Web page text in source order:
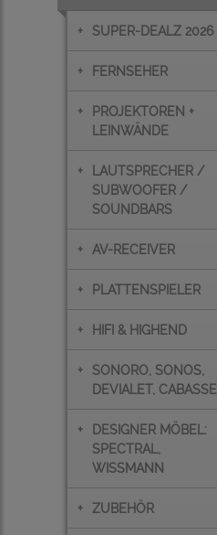
+ SUPER-DEALZ 2026
+ FERNSEHER
+
PROJEKTOREN +
LEINWÄNDE
+
LAUTSPRECHER /
SUBWOOFER /
SOUNDBARS
+ AV-RECEIVER
+ PLATTENSPIELER
+ HIFI & HIGHEND
+
SONORO, SONOS,
DEVIALET, CABASSE
+
DESIGNER MÖBEL:
SPECTRAL,
WISSMANN
+ ZUBEHÖR